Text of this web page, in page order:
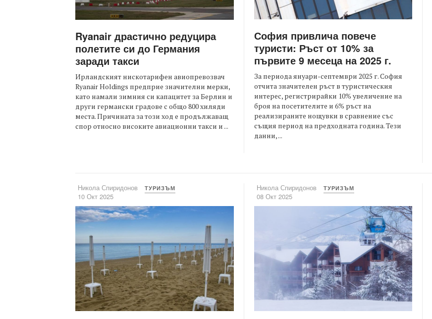
Ryanair драстично редуцира
полетите си до Германия
заради такси
Ирландският нискотарифен авиопревозвач
Ryanair Holdings предприе значителни мерки,
като намали зимния си капацитет за Берлин и
други германски градове с общо 800 хиляди
места. Причината за този ход е продължаващ
спор относно високите авиационни такси и ...
София привлича повече
туристи: Ръст от 10% за
първите 9 месеца на 2025 г.
За периода януари-септември 2025 г. София
отчита значителен ръст в туристическия
интерес, регистрирайки 10% увеличение на
броя на посетителите и 6% ръст на
реализираните нощувки в сравнение със
същия период на предходната година. Тези
данни, ...
Никола Спиридонов ТУРИЗЪМ
10 Окт 2025
Никола Спиридонов ТУРИЗЪМ
08 Окт 2025